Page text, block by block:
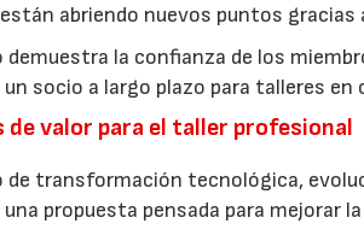
abriendo nuevos puntos
la confianza de los
socio a largo plazo para talleres en
de valor para el taller profesional
transformación tecnológica,
una propuesta pensada para mejorar